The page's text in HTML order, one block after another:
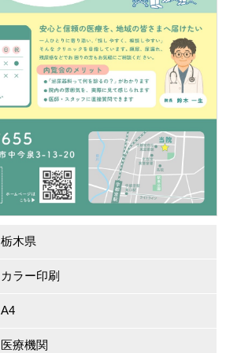
栃⽊県
カラー印刷
A4
医療機関